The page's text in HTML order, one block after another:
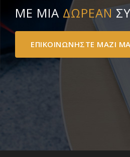
ΜΕ ΜΙΑ ΔΩΡΕΑΝ
ΕΠΙΚΟΙΝΩΝΗΣΤΕ ΜΑΖΙ